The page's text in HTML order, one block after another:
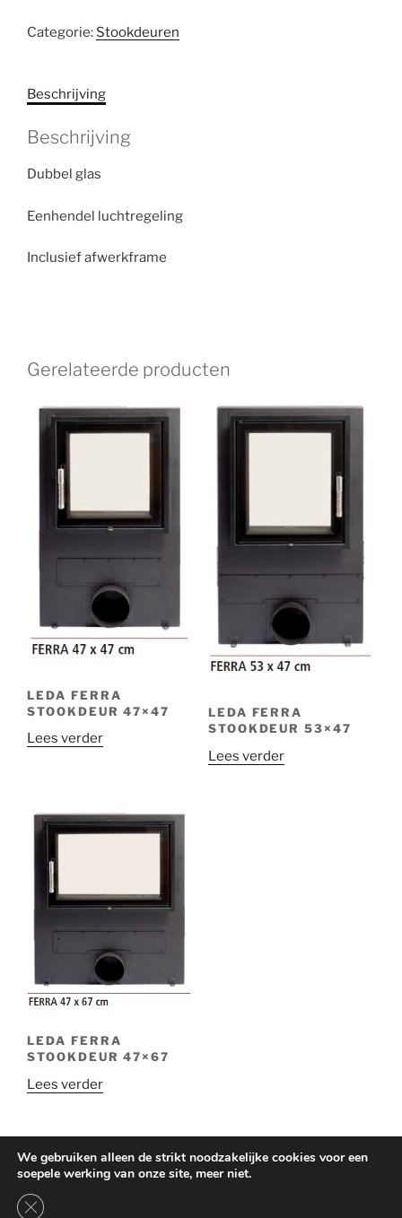
Categorie: Stookdeuren
Beschrijving
Beschrijving
Dubbel glas
Eenhendel luchtregeling
Inclusief afwerkframe
Gerelateerde producten
LEDA FERRA
STOOKDEUR 47×47
Lees verder
LEDA FERRA
STOOKDEUR 53×47
Lees verder
LEDA FERRA
STOOKDEUR 47×67
Lees verder
Ondersteund door WordPress
We gebruiken alleen de strikt noodzakelijke cookies voor een
soepele werking van onze site, meer niet.
Sluit AVG/GDPR cookie banner